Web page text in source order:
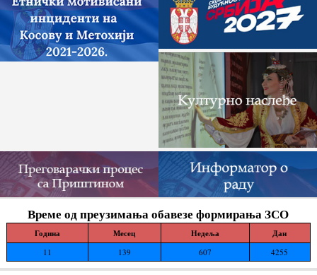
Време од преузимања обавезе формирања ЗСО
Година Месец Недеља Дан
11 139 607 4255